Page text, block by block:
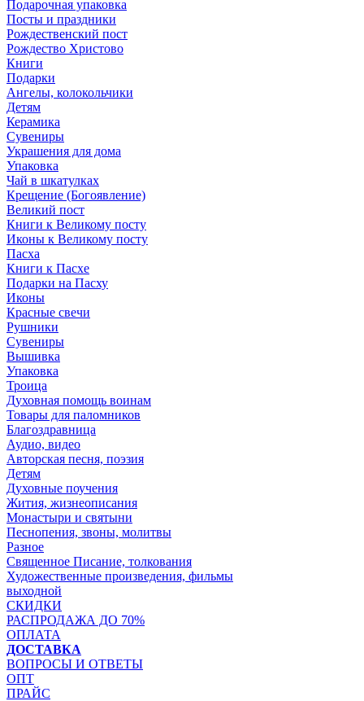
Подарочная упаковка
Посты и праздники
Рождественский пост
Рождество Христово
Книги
Подарки
Ангелы, колокольчики
Детям
Керамика
Сувениры
Украшения для дома
Упаковка
Чай в шкатулках
Крещение (Богоявление)
Великий пост
Книги к Великому посту
Иконы к Великому посту
Пасха
Книги к Пасхе
Подарки на Пасху
Иконы
Красные свечи
Рушники
Сувениры
Вышивка
Упаковка
Троица
Духовная помощь воинам
Товары для паломников
Благоздравница
Аудио, видео
Авторская песня, поэзия
Детям
Духовные поучения
Жития, жизнеописания
Монастыри и святыни
Песнопения, звоны, молитвы
Разное
Священное Писание, толкования
Художественные произведения, фильмы
выходной
СКИДКИ
РАСПРОДАЖА ДО 70%
ОПЛАТА
ДОСТАВКА
ВОПРОСЫ И ОТВЕТЫ
ОПТ
ПРАЙС